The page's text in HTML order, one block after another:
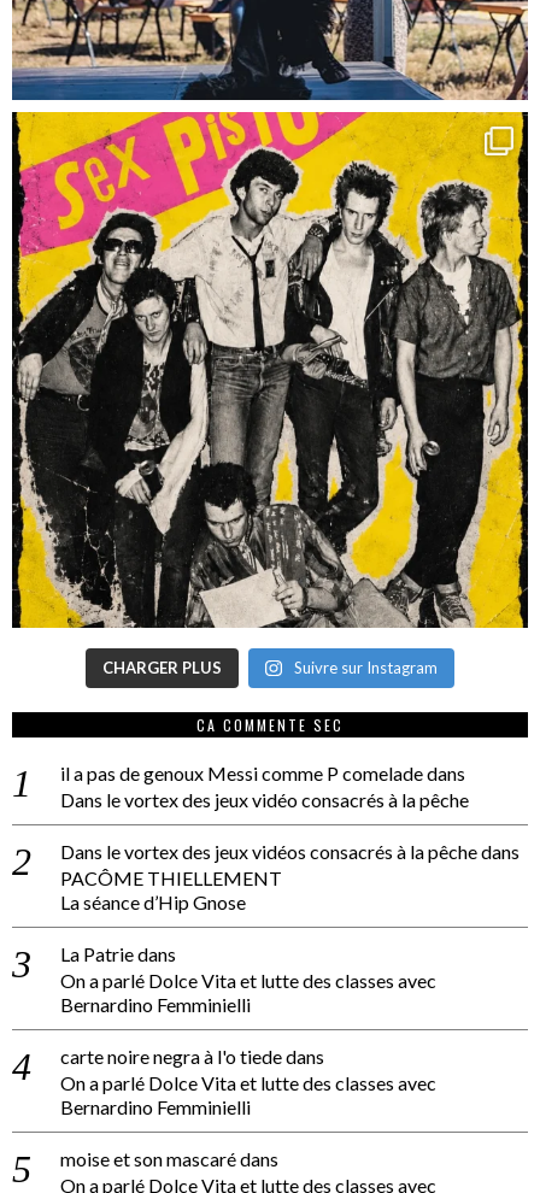
CHARGER PLUS Suivre sur Instagram
CA COMMENTE SEC
il a pas de genoux Messi comme P comeladedans
Dans le vortex des jeux vidéo consacrés à la pêche
Dans le vortex des jeux vidéos consacrés à la pêchedans
PACÔME THIELLEMENT
La séance d’Hip Gnose
La Patriedans
On a parlé Dolce Vita et lutte des classes avec
Bernardino Femminielli
carte noire negra à l'o tiededans
On a parlé Dolce Vita et lutte des classes avec
Bernardino Femminielli
moise et son mascarédans
On a parlé Dolce Vita et lutte des classes avec